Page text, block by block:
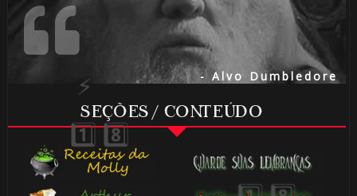
- Alvo Dumbledore
SEÇÕES / CONTEÚDO
🎈